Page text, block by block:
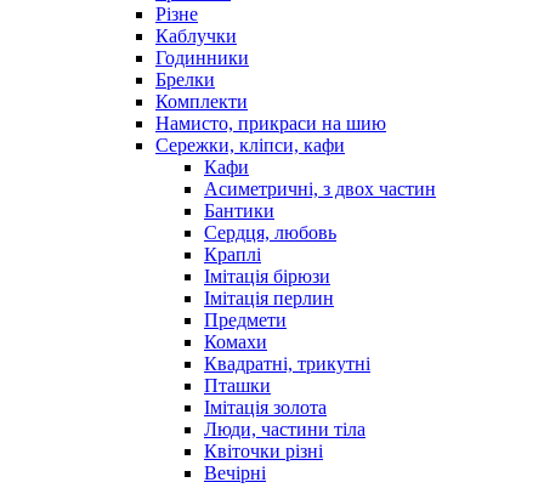
Різне
Каблучки
Годинники
Брелки
Комплекти
Намисто, прикраси на шию
Сережки, кліпси, кафи
Кафи
Асиметричні, з двох частин
Бантики
Сердця, любовь
Краплі
Імітація бірюзи
Імітація перлин
Предмети
Комахи
Квадратні, трикутні
Пташки
Імітація золота
Люди, частини тіла
Квіточки різні
Вечірні